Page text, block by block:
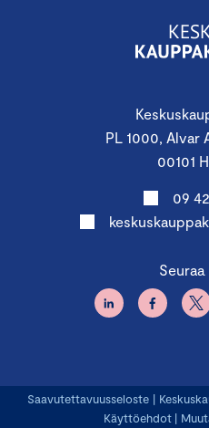
PL 1000, Alvar
00101
09
Seuraa
Saavutettavuusseloste |
Käyttöehdot |